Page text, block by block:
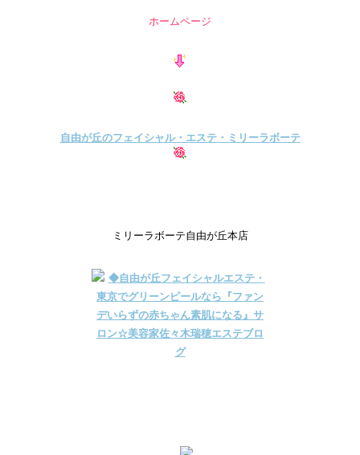
ホームページ
自由が丘のフェイシャル・エステ・ミリーラボーテ
ミリーラボーテ自由が丘本店